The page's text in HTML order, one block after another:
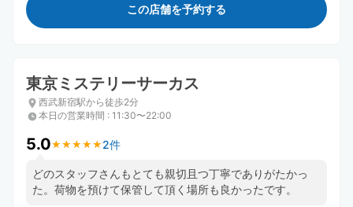
この店舗を予約する
東京ミステリーサーカス
西武新宿駅から徒歩2分
本日の営業時間 : 11:30〜22:00
5.0★ ★ ★ ★ ★
★ ★ ★ ★ ★ 2件
どのスタッフさんもとても親切且つ丁寧でありがたかっ
た。荷物を預けて保管して頂く場所も良かったです。